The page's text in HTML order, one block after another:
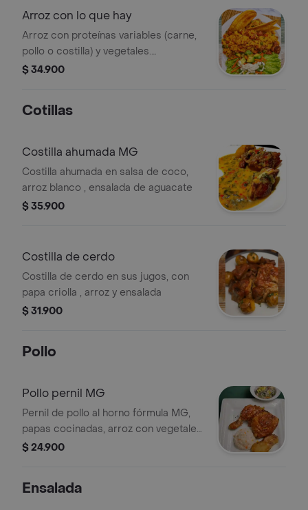
Arroz con lo que hay
Arroz con proteínas variables (carne,
pollo o costilla) y vegetales.
Acompañado de chips de plátano y
$ 34.900
Cotillas
Costilla ahumada MG
Costilla ahumada en salsa de coco,
arroz blanco , ensalada de aguacate
$ 35.900
Costilla de cerdo
Costilla de cerdo en sus jugos, con
papa criolla , arroz y ensalada
$ 31.900
Pollo
Pollo pernil MG
Pernil de pollo al horno fórmula MG,
papas cocinadas, arroz con vegetales
, ensalada ligera.
$ 24.900
Ensalada